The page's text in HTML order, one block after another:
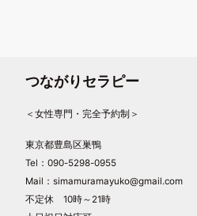
つながりセラピー
＜女性専門・完全予約制＞
東京都豊島区巣鴨
Tel：090-5298-0955
Mail：simamuramayuko@gmail.com
不定休 10時～21時